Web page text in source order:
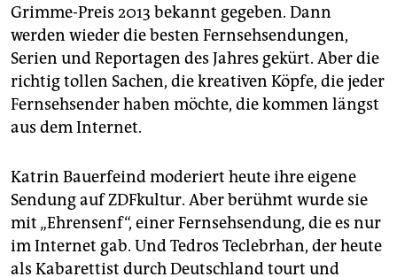
Grimme-Preis 2013 bekannt gegeben. Dann
werden wieder die besten Fernsehsendungen,
Serien und Reportagen des Jahres gekürt. Aber die
richtig tollen Sachen, die kreativen Köpfe, die jeder
Fernsehsender haben möchte, die kommen längst
aus dem Internet.
Katrin Bauerfeind moderiert heute ihre eigene
Sendung auf ZDFkultur. Aber berühmt wurde sie
mit „Ehrensenf“, einer Fernsehsendung, die es nur
im Internet gab. Und Tedros Teclebrhan, der heute
als Kabarettist durch Deutschland tourt und